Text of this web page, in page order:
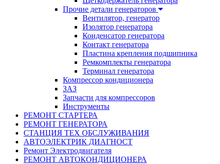
Прочие детали генераторов
Вентилятор, генератор
Изолятор генератора
Конденсатор генератора
Контакт генератора
Пластина крепления подшипника
Ремкомплекты генератора
Терминал генератора
Компрессор кондиционера
ЗАЗ
Запчасти для компрессоров
Инструменты
РЕМОНТ СТАРТЕРА
РЕМОНТ ГЕНЕРАТОРА
СТАНЦИЯ ТЕХ ОБСЛУЖИВАНИЯ
АВТОЭЛЕКТРИК ДИАГНОСТ
Ремонт Электродвигателя
РЕМОНТ АВТОКОНДИЦИОНЕРА